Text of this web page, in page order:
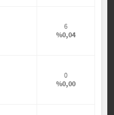
6
%0,04
0
%0,00